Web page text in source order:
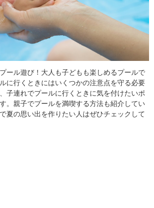
ール遊び！大人も子どもも楽しめるプールで
に行くときにはいくつかの注意点を守る必要
子連れでプールに行くときに気を付けたいポ
。親子でプールを満喫する方法も紹介してい
夏の思い出を作りたい人はぜひチェックして